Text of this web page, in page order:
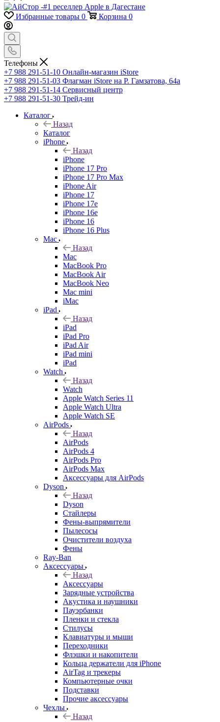
Избранные товары 0 Корзина 0
Телефоны
+7 988 291-51-10 Онлайн-магазин iStore
+7 988 291-51-03 Флагман iStore на Р. Гамзатова, 64а
+7 988 291-51-14 Сервисный центр
+7 988 291-51-30 Трейд-ин
Каталог
Назад
Каталог
iPhone
Назад
iPhone
iPhone 17 Pro
iPhone 17 Pro Max
iPhone Air
iPhone 17
iPhone 17e
iPhone 16e
iPhone 16
iPhone 16 Plus
Mac
Назад
Mac
MacBook Pro
MacBook Air
MacBook Neo
Mac mini
iMac
iPad
Назад
iPad
iPad Pro
iPad Air
iPad mini
iPad
Watch
Назад
Watch
Apple Watch Series 11
Apple Watch Ultra
Apple Watch SE
AirPods
Назад
AirPods
AirPods 4
AirPods Pro
AirPods Max
Аксессуары для AirPods
Dyson
Назад
Dyson
Стайлеры
Фены-выпрямители
Пылесосы
Очистители воздуха
Фены
Ray-Ban
Аксессуары
Назад
Аксессуары
Зарядные устройства
Акустика и наушники
Пауэрбанки
Пленки и стекла
Стилусы
Клавиатуры и мыши
Переходники
Флэшки и накопители
Кольца держатели для iPhone
AirTag и трекеры
Компьютерные очки
Подставки
Прочие аксессуары
Чехлы
Назад